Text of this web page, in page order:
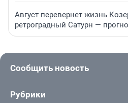
Август перевернет жизнь
ретроградный Сатурн —
Сообщить новость
Рубрики